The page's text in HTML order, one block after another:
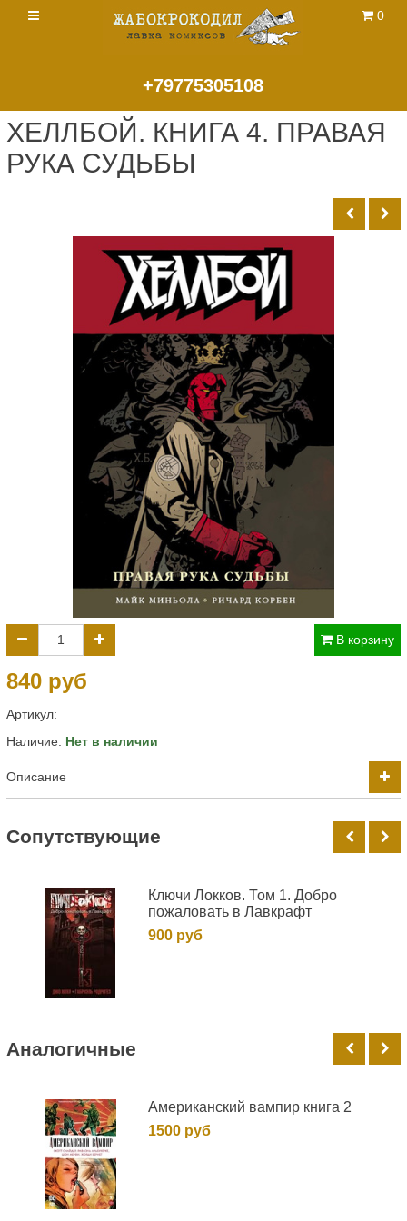
+79775305108
0
ХЕЛЛБОЙ. КНИГА 4. ПРАВАЯ
РУКА СУДЬБЫ
В корзину
840 руб
Артикул:
Наличие: Нет в наличии
Описание
Cопутствующие
Ключи Локков. Том 1. Добро
пожаловать в Лавкрафт
900 руб
Аналогичные
Американский вампир книга 2
1500 руб